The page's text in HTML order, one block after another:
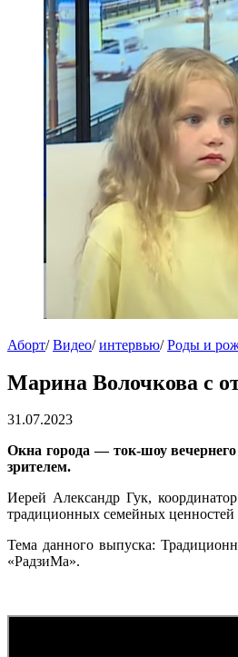
Аборт/Видео/интервью/Роды и
Марина Волочкова с
31.07.2023
Окна города — ток-шоу
зрителем.
Иерей Александр Гук,
традиционных семейных ценностей
Тема данного выпуска:
«РадзиМа».